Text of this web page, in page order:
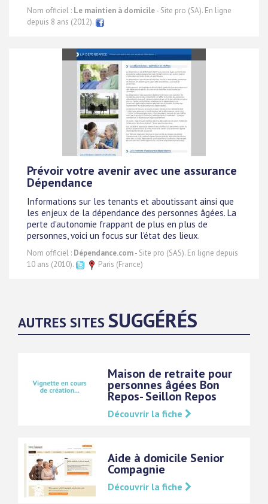
Nom officiel : Le maintien à domicile- Site pro (SA). En ligne
depuis 8 ans (2012).
Prévoir votre avenir avec une assurance
Dépendance
Informations sur les tenants et aboutissant ainsi que
les enjeux de la dépendance des personnes âgées. La
perte d'autonomie frappant de plus en plus de
personnes, voici un focus sur l'état des lieux.
Nom officiel : Dépendance.com- Site pro (SAS). En ligne depuis
10 ans (2010).
Paris (France)
AUTRES SITES SUGGÉRÉS
Maison de retraite pour
personnes âgées Bon
Repos- Seillon Repos
Découvrir la fiche
Aide à domicile Senior
Compagnie
Découvrir la fiche